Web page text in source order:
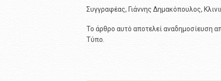
Συγγραφέας, Γιάννης Δημακόπουλος,
Το άρθρο αυτό αποτελεί αναδημοσίευση
Τύπο.